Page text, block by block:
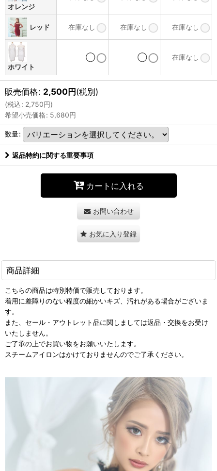
オレンジ
レッド 在庫なし 在庫なし 在庫なし
ホワイト
◯ ◯ 在庫なし
販売価格: 2,500円(税別)
(税込: 2,750円)
希望小売価格: 5,680円
数量:
返品特約に関する重要事項
カートに入れる
お問い合わせ
お気に入り登録
商品詳細
こちらの商品は特別特価で販売しております。
着用に差障りのない程度の細かいキズ、汚れがある場合がございま
す。
また、セール・アウトレット品に関しましては返品・交換をお受け
いたしません。
ご了承の上でお買い物をお願いいたします。
スチームアイロンはかけておりませんのでご了承ください。